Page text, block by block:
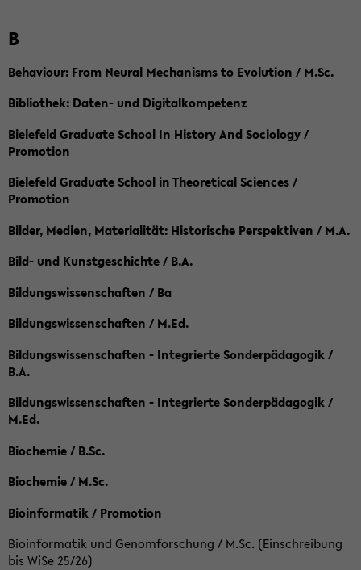
B
Behaviour: From Neural Mechanisms to Evolution / M.Sc.
Bibliothek: Daten- und Digitalkompetenz
Bielefeld Graduate School In History And Sociology /
Promotion
Bielefeld Graduate School in Theoretical Sciences /
Promotion
Bilder, Medien, Materialität: Historische Perspektiven / M.A.
Bild- und Kunstgeschichte / B.A.
Bildungswissenschaften / Ba
Bildungswissenschaften / M.Ed.
Bildungswissenschaften - Integrierte Sonderpädagogik /
B.A.
Bildungswissenschaften - Integrierte Sonderpädagogik /
M.Ed.
Biochemie / B.Sc.
Biochemie / M.Sc.
Bioinformatik / Promotion
Bioinformatik und Genomforschung / M.Sc. (Einschreibung
bis WiSe 25/26)